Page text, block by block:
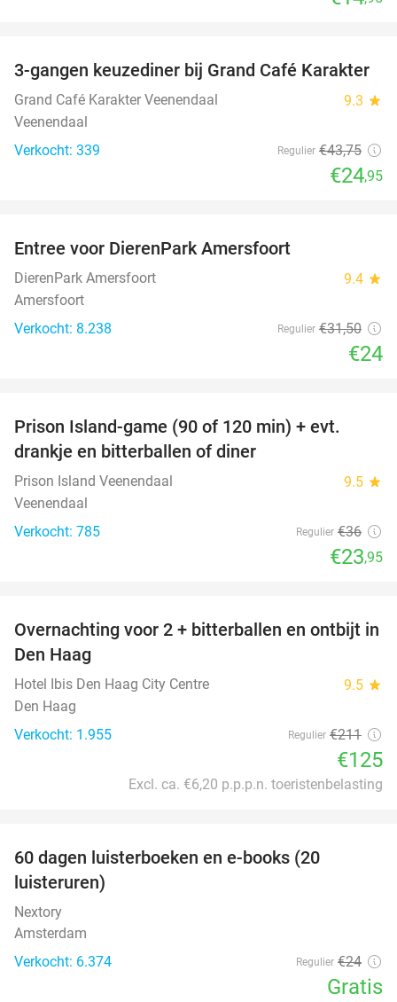
43%
3-gangen keuzediner bij Grand Café Karakter
Grand Café Karakter Veenendaal 9.3 star
Veenendaal
Verkocht: 339
Regulier €43,75
€24,95
Entree voor DierenPark Amersfoort
DierenPark Amersfoort 9.4 star
Amersfoort
Verkocht: 8.238
Regulier €31,50
€24
Prison Island-game (90 of 120 min) + evt.
drankje en bitterballen of diner
Prison Island Veenendaal 9.5 star
Veenendaal
Verkocht: 785
Regulier €36
€23,95
41%
Overnachting voor 2 + bitterballen en ontbijt in
Den Haag
Hotel Ibis Den Haag City Centre 9.5 star
Den Haag
Verkocht: 1.955
Regulier €211
€125
Excl. ca. €6,20 p.p.p.n. toeristenbelasting
60 dagen luisterboeken en e-books (20
luisteruren)
Nextory
Amsterdam
Verkocht: 6.374
Regulier €24
Gratis